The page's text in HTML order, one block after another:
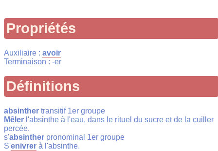
Propriétés
Auxiliaire : avoir
Terminaison : -er
Définitions
absinther transitif 1er groupe
Mêler l'absinthe à l'eau, dans le rituel du sucre et de la cuiller
percée.
s'absinther pronominal 1er groupe
S'enivrer à l'absinthe.